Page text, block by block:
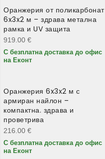
Оранжерия от поликарбонат
6x3x2 м – здрава метална
рамка и UV защита
919.00 €
С безплатна доставка до офис
на Еконт
Оранжерия 6x3x2 м с
армиран найлон –
компактна. здрава и
проветрива
216.00 €
С безплатна доставка до офис
на Еконт